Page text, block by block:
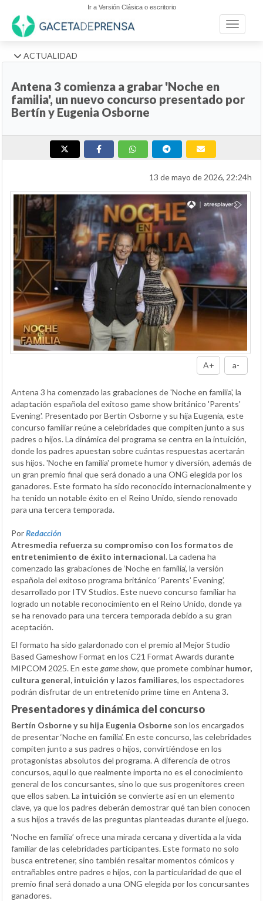
Ir a Versión Clásica o escritorio
Toggle
ACTUALIDAD
Antena 3 comienza a grabar 'Noche en
familia', un nuevo concurso presentado por
Bertín y Eugenia Osborne
13 de mayo de 2026, 22:24h
A+ a-
Antena 3 ha comenzado las grabaciones de 'Noche en familia', la
adaptación española del exitoso game show británico 'Parents'
Evening'. Presentado por Bertín Osborne y su hija Eugenia, este
concurso familiar reúne a celebridades que compiten junto a sus
padres o hijos. La dinámica del programa se centra en la intuición,
donde los padres apuestan sobre cuántas respuestas acertarán
sus hijos. 'Noche en familia' promete humor y diversión, además de
un gran premio final que será donado a una ONG elegida por los
ganadores. Este formato ha sido reconocido internacionalmente y
ha tenido un notable éxito en el Reino Unido, siendo renovado
para una tercera temporada.
PorRedacción
Atresmedia refuerza su compromiso con los formatos de
entretenimiento de éxito internacional. La cadena ha
comenzado las grabaciones de ‘Noche en familia’, la versión
española del exitoso programa británico ‘Parents’ Evening’,
desarrollado por ITV Studios. Este nuevo concurso familiar ha
logrado un notable reconocimiento en el Reino Unido, donde ya
se ha renovado para una tercera temporada debido a su gran
aceptación.
El formato ha sido galardonado con el premio al Mejor Studio
Based Gameshow Format en los C21 Format Awards durante
MIPCOM 2025. En estegame show, que promete combinar humor,
cultura general, intuición y lazos familiares, los espectadores
podrán disfrutar de un entretenido prime time en Antena 3.
Presentadores y dinámica del concurso
Bertín Osborne y su hija Eugenia Osborne son los encargados
de presentar ‘Noche en familia’. En este concurso, las celebridades
compiten junto a sus padres o hijos, convirtiéndose en los
protagonistas absolutos del programa. A diferencia de otros
concursos, aquí lo que realmente importa no es el conocimiento
general de los concursantes, sino lo que sus progenitores creen
que ellos saben. La intuición se convierte así en un elemento
clave, ya que los padres deberán demostrar qué tan bien conocen
a sus hijos a través de las preguntas planteadas durante el juego.
‘Noche en familia’ ofrece una mirada cercana y divertida a la vida
familiar de las celebridades participantes. Este formato no solo
busca entretener, sino también resaltar momentos cómicos y
entrañables entre padres e hijos, con la particularidad de que el
premio final será donado a una ONG elegida por los concursantes
ganadores.